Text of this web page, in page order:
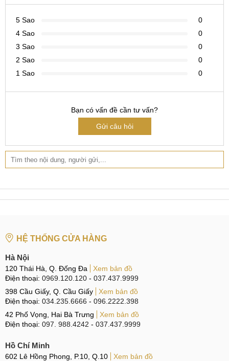
Sửa, Thay Main Realme C12
tân lập phiếu bảo hành cho khách hàng.
Để đảm bảo tính minh bạch khách hàng có thể theo
dõi toàn bộ quá trình trực tiếp hoặc qua camera, kí tên lên
sản phẩm nếu cần thiết.
Tại Hà Nội
Hotline:037.437.9999
CN 2:
Hotline:096.2222.398
CN 3:42 Phố Vọng, Hai Bà Trưng
Hotline:
Tại TP Hồ Chí Minh
CN 4:123 Trần Quang Khải, Quận 1
5 Sao
0
4 Sao
0
3 Sao
0
2 Sao
0
1 Sao
0
Bạn có vấn đề cần tư vấn?
Gửi câu hỏi
HỆ THỐNG CỬA HÀNG
Hà Nội
120 Thái Hà, Q. Đống Đa
Xem bản đồ
Điện thoại: 0969.120.120 - 037.437.9999
398 Cầu Giấy, Q. Cầu Giấy
Xem bản đồ
Điện thoại: 034.235.6666 - 096.2222.398
42 Phố Vọng, Hai Bà Trưng
Xem bản đồ
Điện thoại: 097. 988.4242 - 037.437.9999
Hồ Chí Minh
602 Lê Hồng Phong, P.10, Q.10
Xem bản đồ